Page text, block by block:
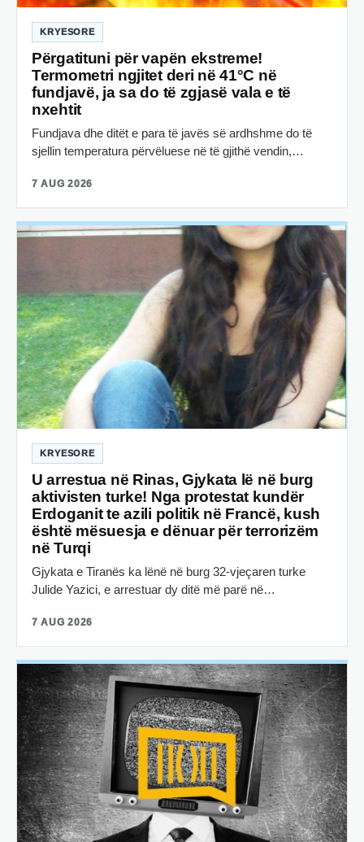
KRYESORE
Përgatituni për vapën ekstreme!
Termometri ngjitet deri në 41°C në
fundjavë, ja sa do të zgjasë vala e të
nxehtit
Fundjava dhe ditët e para të javës së ardhshme do të
sjellin temperatura përvëluese në të gjithë vendin,…
7 AUG 2026
KRYESORE
U arrestua në Rinas, Gjykata lë në burg
aktivisten turke! Nga protestat kundër
Erdoganit te azili politik në Francë, kush
është mësuesja e dënuar për terrorizëm
në Turqi
Gjykata e Tiranës ka lënë në burg 32-vjeçaren turke
Julide Yazici, e arrestuar dy ditë më parë në…
7 AUG 2026